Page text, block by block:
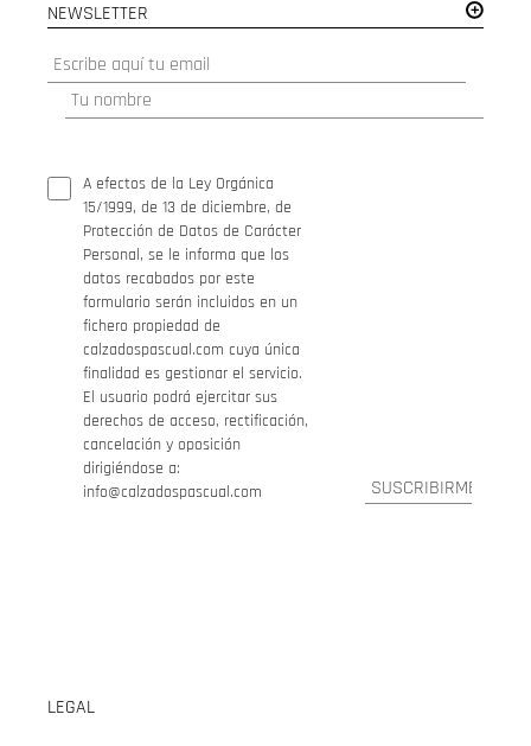
NEWSLETTER
A efectos de la Ley Orgánica
15/1999, de 13 de diciembre, de
Protección de Datos de Carácter
Personal, se le informa que los
datos recabados por este
formulario serán incluidos en un
fichero propiedad de
calzadospascual.com cuya única
finalidad es gestionar el servicio.
El usuario podrá ejercitar sus
derechos de acceso, rectificación,
cancelación y oposición
dirigiéndose a:
info@calzadospascual.com
LEGAL